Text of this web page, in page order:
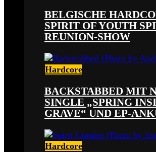
BELGISCHE
SPIRIT OF YOUTH
REUNION-SHOW
Hardcore
BACKSTABBED MIT
SINGLE „SPRING
GRAVE“ UND EP-
Hardcore